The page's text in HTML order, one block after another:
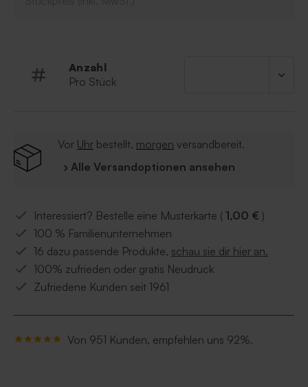
Anzahl
Pro Stück
Vor Uhr bestellt, morgen versandbereit.
› Alle Versandoptionen ansehen
Interessiert? Bestelle eine Musterkarte ( 1,00 € )
100 % Familienunternehmen
16 dazu passende Produkte, schau sie dir hier an.
100% zufrieden oder gratis Neudruck
Zufriedene Kunden seit 1961
Von 951 Kunden, empfehlen uns 92%.